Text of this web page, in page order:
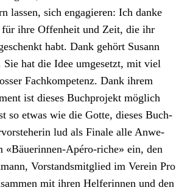
lassen, sich engagieren: Ich danke
für ihre Offen­heit und Zeit, die ihr
habt. Dank gehört Susann
hat die Idee umge­set­zt, mit viel
Fachkom­pe­tenz. Dank ihrem
ist dieses Buch­pro­jekt möglich
so etwas wie die Gotte, dieses Buch­
lud als Finale alle Anwe­
«Bäuerin­nen-Apéro-riche» ein, den
Vor­standsmit­glied im Vere­in Pro
mit ihren Helferin­nen und den